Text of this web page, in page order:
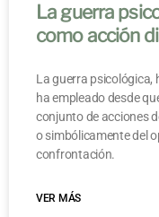
La guerra
como acción
La guerra psicológica,
ha empleado desde
conjunto de acciones
o simbólicamente del
confrontación.
VER MÁS